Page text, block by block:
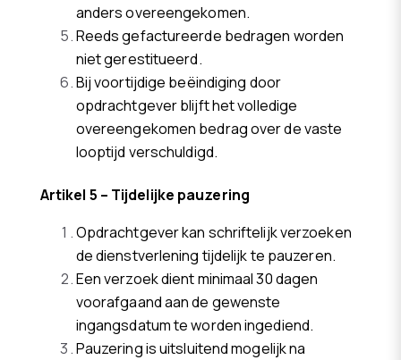
anders overeengekomen.
Reeds gefactureerde bedragen worden
niet gerestitueerd.
Bij voortijdige beëindiging door
opdrachtgever blijft het volledige
overeengekomen bedrag over de vaste
looptijd verschuldigd.
Artikel 5 – Tijdelijke pauzering
Opdrachtgever kan schriftelijk verzoeken
de dienstverlening tijdelijk te pauzeren.
Een verzoek dient minimaal 30 dagen
voorafgaand aan de gewenste
ingangsdatum te worden ingediend.
Pauzering is uitsluitend mogelijk na